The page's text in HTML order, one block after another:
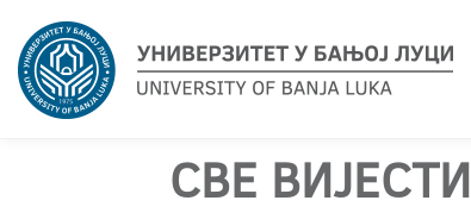
СВЕ ВИЈЕСТИ